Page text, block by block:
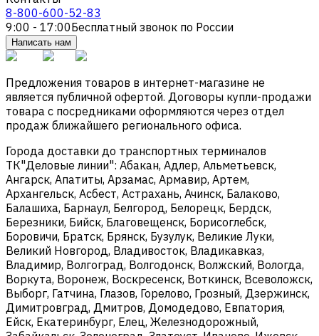
8-800-600-52-83
9:00 - 17:00Бесплатный звонок по России
Написать нам
Предложения товаров в интернет-магазине не
является публичной офертой. Договоры купли-продажи
товара с посредниками оформляются через отдел
продаж ближайшего регионального офиса.
Города доставки до транспортных терминалов
ТК"Деловые линии": Абакан, Адлер, Альметьевск,
Ангарск, Апатиты, Арзамас, Армавир, Артем,
Архангельск, Асбест, Астрахань, Ачинск, Балаково,
Балашиха, Барнаул, Белгород, Белорецк, Бердск,
Березники, Бийск, Благовещенск, Борисоглебск,
Боровичи, Братск, Брянск, Бузулук, Великие Луки,
Великий Новгород, Владивосток, Владикавказ,
Владимир, Волгоград, Волгодонск, Волжский, Вологда,
Воркута, Воронеж, Воскресенск, Воткинск, Всеволожск,
Выборг, Гатчина, Глазов, Горелово, Грозный, Дзержинск,
Димитровград, Дмитров, Домодедово, Евпатория,
Ейск, Екатеринбург, Елец, Железнодорожный,